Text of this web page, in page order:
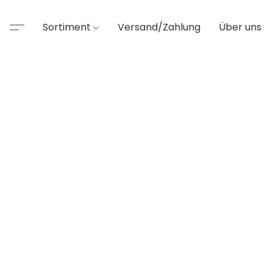
Sortiment Versand/Zahlung Über uns